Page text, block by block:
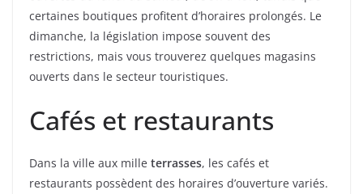
certaines boutiques profitent d’horaires prolongés. Le
dimanche, la législation impose souvent des
restrictions, mais vous trouverez quelques magasins
ouverts dans le secteur touristiques.
Cafés et restaurants
Dans la ville aux mille terrasses, les cafés et
restaurants possèdent des horaires d’ouverture variés.